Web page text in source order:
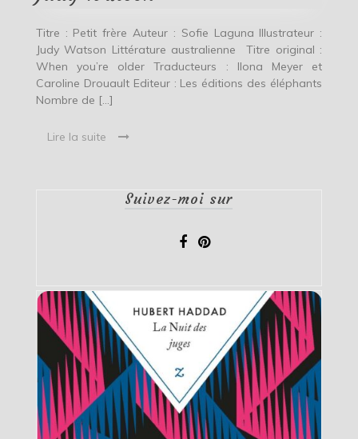
Titre : Petit frère Auteur : Sofie Laguna Illustrateur :
Judy Watson Littérature australienne Titre original :
When you’re older Traducteurs : Ilona Meyer et
Caroline Drouault Editeur : Les éditions des éléphants
Nombre de […]
Lire la suite
Suivez-moi sur